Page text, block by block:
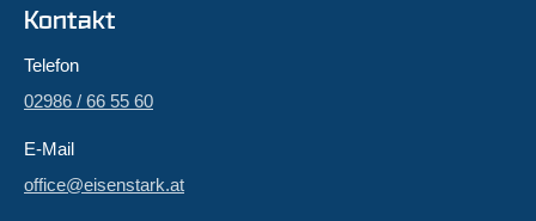
Kontakt
Telefon
02986 / 66 55 60
E-Mail
office@eisenstark.at